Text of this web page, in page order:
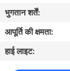
संपर्क
करें
एक
भुगतान शर्तें:
आपूर्ति की क्षमता:
हाई लाइट: